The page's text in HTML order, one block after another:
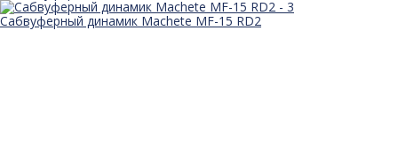
Сабвуферный динамик Machete MF-15 RD2